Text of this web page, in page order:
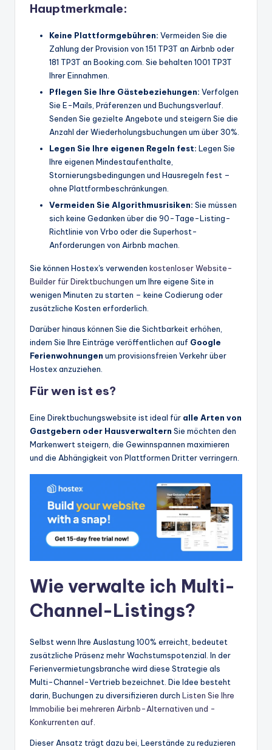
Hauptmerkmale:
Keine Plattformgebühren: Vermeiden Sie die
Zahlung der Provision von 151 TP3T an Airbnb oder
181 TP3T an Booking.com. Sie behalten 1001 TP3T
Ihrer Einnahmen.
Pflegen Sie Ihre Gästebeziehungen: Verfolgen
Sie E-Mails, Präferenzen und Buchungsverlauf.
Senden Sie gezielte Angebote und steigern Sie die
Anzahl der Wiederholungsbuchungen um über 30%.
Legen Sie Ihre eigenen Regeln fest: Legen Sie
Ihre eigenen Mindestaufenthalte,
Stornierungsbedingungen und Hausregeln fest –
ohne Plattformbeschränkungen.
Vermeiden Sie Algorithmusrisiken: Sie müssen
sich keine Gedanken über die 90-Tage-Listing-
Richtlinie von Vrbo oder die Superhost-
Anforderungen von Airbnb machen.
Sie können Hostex's verwenden kostenloser Website-
Builder für Direktbuchungen um Ihre eigene Site in
wenigen Minuten zu starten – keine Codierung oder
zusätzliche Kosten erforderlich.
Darüber hinaus können Sie die Sichtbarkeit erhöhen,
indem Sie Ihre Einträge veröffentlichen auf Google
Ferienwohnungen um provisionsfreien Verkehr über
Hostex anzuziehen.
Für wen ist es?
Eine Direktbuchungswebsite ist ideal für alle Arten von
Gastgebern oder Hausverwaltern Sie möchten den
Markenwert steigern, die Gewinnspannen maximieren
und die Abhängigkeit von Plattformen Dritter verringern.
Wie verwalte ich Multi-
Channel-Listings?
Selbst wenn Ihre Auslastung 100% erreicht, bedeutet
zusätzliche Präsenz mehr Wachstumspotenzial. In der
Ferienvermietungsbranche wird diese Strategie als
Multi-Channel-Vertrieb bezeichnet. Die Idee besteht
darin, Buchungen zu diversifizieren durch Listen Sie Ihre
Immobilie bei mehreren Airbnb-Alternativen und -
Konkurrenten auf
Dieser Ansatz trägt dazu bei, Leerstände zu reduzieren